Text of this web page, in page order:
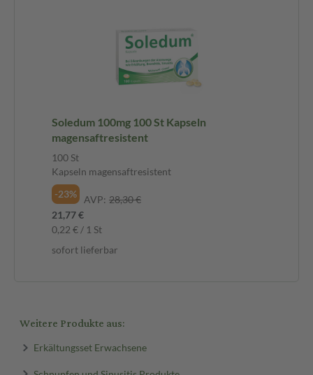
Soledum 100mg 100 St Kapseln
magensaftresistent
100 St
Kapseln magensaftresistent
-23%
AVP: 28,30 €
21,77 €
0,22 € / 1 St
sofort lieferbar
Weitere Produkte aus:
Erkältungsset Erwachsene